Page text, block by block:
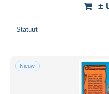
±
Statuut
Nieuw